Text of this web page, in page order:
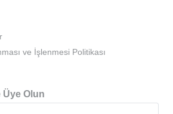
ve İşlenmesi Politikası
Üye Olun